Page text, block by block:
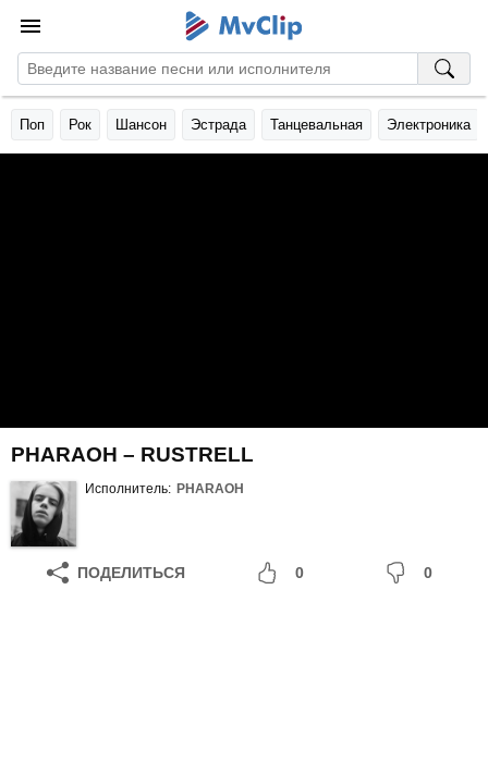
Поп Рок Шансон Эстрада Танцевальная Электроника
PHARAOH – RUSTRELL
Исполнитель: PHARAOH
ПОДЕЛИТЬСЯ 0 0